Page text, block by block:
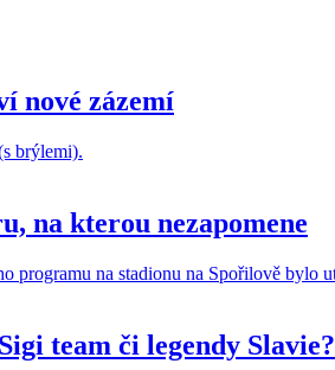
nové zázemí
na kterou nezapomene
team či legendy Slavie?